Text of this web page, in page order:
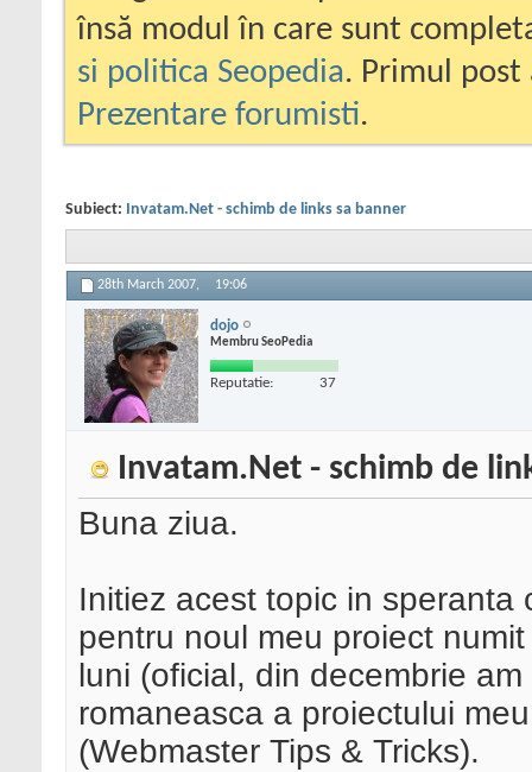
însă modul în care sunt
si politica Seopedia. Primul
Prezentare forumisti.
Subiect: Invatam.Net - schimb de links sa banner
28th March 2007, 19:06
dojo
Membru SeoPedia
Reputatie: 37
Invatam.Net - schimb de
Buna ziua.
Initiez acest topic in
pentru noul meu proiect
luni (oficial, din decembrie
romaneasca a proiectului
(Webmaster Tips & Tricks).